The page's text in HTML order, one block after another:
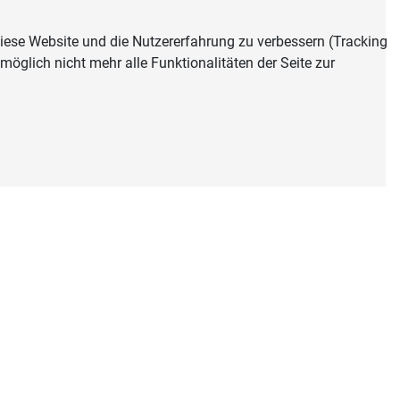
Website und die Nutzererfahrung zu verbessern (Tracking
nicht mehr alle Funktionalitäten der Seite zur